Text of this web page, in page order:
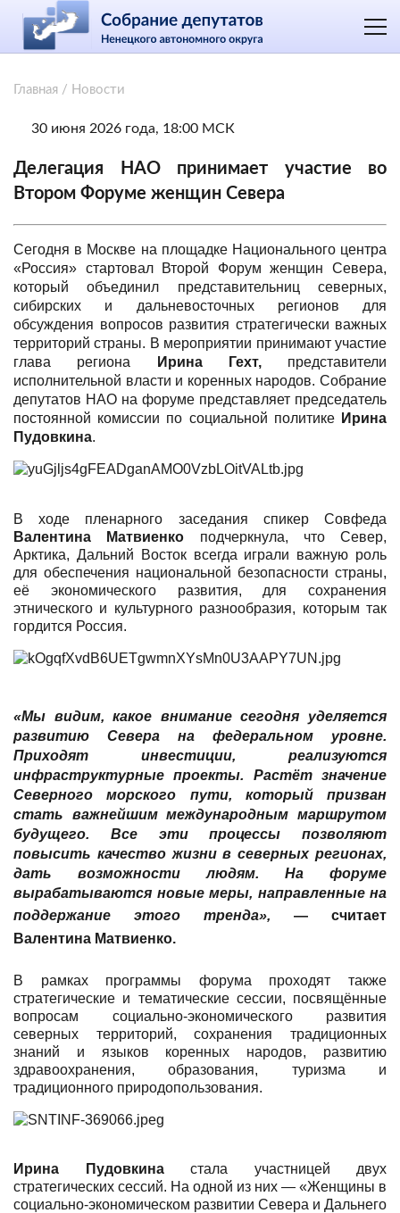
Главная / Новости
30 июня 2026 года, 18:00 МСК
Делегация НАО принимает участие во
Втором Форуме женщин Севера
Сегодня в Москве на площадке Национального центра
«Россия» стартовал Второй Форум женщин Севера,
который объединил представительниц северных,
сибирских и дальневосточных регионов для
обсуждения вопросов развития стратегически важных
территорий страны. В мероприятии принимают участие
глава региона
Ирина Гехт,представители
исполнительной власти и коренных народов. Собрание
депутатов НАО на форуме представляет председатель
постоянной комиссии по социальной политике Ирина
Пудовкина.
В ходе пленарного заседания спикер Совфеда
Валентина Матвиенко подчеркнула, что Север,
Арктика, Дальний Восток всегда играли важную роль
для обеспечения национальной безопасности страны,
её экономического развития, для сохранения
этнического и культурного разнообразия, которым так
гордится Россия.
«Мы видим, какое внимание сегодня уделяется
развитию Севера на федеральном уровне.
Приходят инвестиции, реализуются
инфраструктурные проекты. Растёт значение
Северного морского пути, который призван
стать важнейшим международным маршрутом
будущего. Все эти процессы позволяют
повысить качество жизни в северных регионах,
дать возможности людям. На форуме
вырабатываются новые меры, направленные на
поддержание этого тренда», — считает
Валентина Матвиенко.
В рамках программы форума проходят также
стратегические и тематические сессии, посвящённые
вопросам социально-экономического развития
северных территорий, сохранения традиционных
знаний и языков коренных народов, развитию
здравоохранения, образования, туризма и
традиционного природопользования.
Ирина Пудовкинастала участницей двух
стратегических сессий. На одной из них — «Женщины в
социально-экономическом развитии Севера и Дальнего